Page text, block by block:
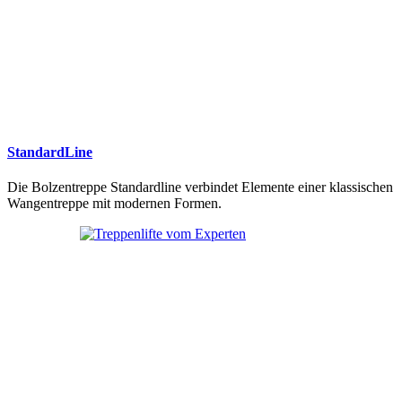
StandardLine
Die Bolzentreppe Standardline verbindet Elemente einer klassischen
Wangentreppe mit modernen Formen.